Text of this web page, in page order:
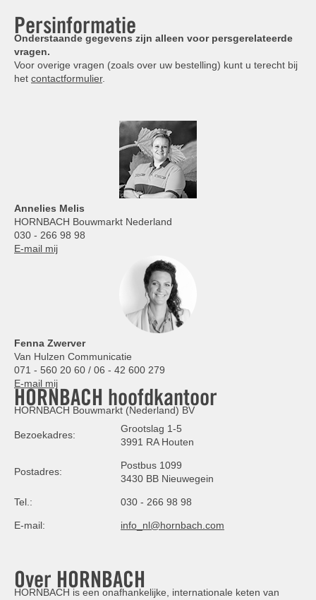
Persinformatie
Onderstaande gegevens zijn alleen voor persgerelateerde
vragen.
Voor overige vragen (zoals over uw bestelling) kunt u terecht bij
het contactformulier.
Annelies Melis
HORNBACH Bouwmarkt Nederland
030 - 266 98 98
E-mail mij
Fenna Zwerver
Van Hulzen Communicatie
071 - 560 20 60 / 06 - 42 600 279
E-mail mij
HORNBACH hoofdkantoor
HORNBACH Bouwmarkt (Nederland) BV
Bezoekadres:
Grootslag 1-5
3991 RA Houten
Postadres:
Postbus 1099
3430 BB Nieuwegein
Tel.: 030 - 266 98 98
E-mail: info_nl@hornbach.com
Over HORNBACH
HORNBACH is een onafhankelijke, internationale keten van